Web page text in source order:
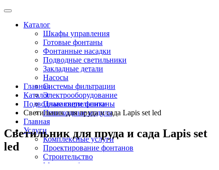
Каталог
Шкафы управления
Готовые фонтаны
Фонтанные насадки
Подводные светильники
Закладные детали
Насосы
Системы фильтрации
Электрооборудование
Плавающие фонтаны
Пешеходные модули
Главная
Услуги
Комплексные услуги
Проектирование фонтанов
Строительство
Монтаж оборудования
Главная
Каталог
Подводные светильники
Светильник для пруда и сада Lapis set led
Светильник для пруда и сада Lapis set
led